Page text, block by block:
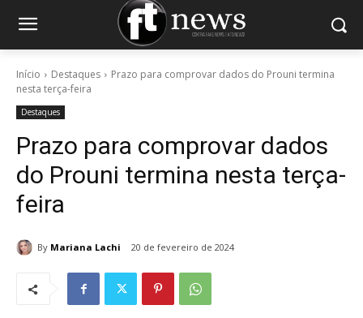
Início Destaques
Prazo para comprovar dados do Prouni termina
nesta terça-feira
Destaques
Prazo para comprovar dados
do Prouni termina nesta terça-
feira
By Mariana Lachi 20 de fevereiro de 2024